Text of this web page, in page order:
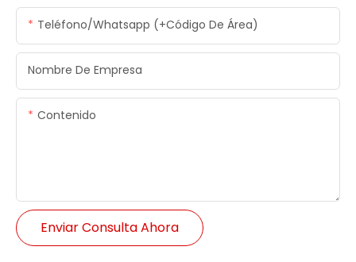
Teléfono/whatsapp (+código De Área)
Nombre De Empresa
Contenido
Enviar Consulta Ahora